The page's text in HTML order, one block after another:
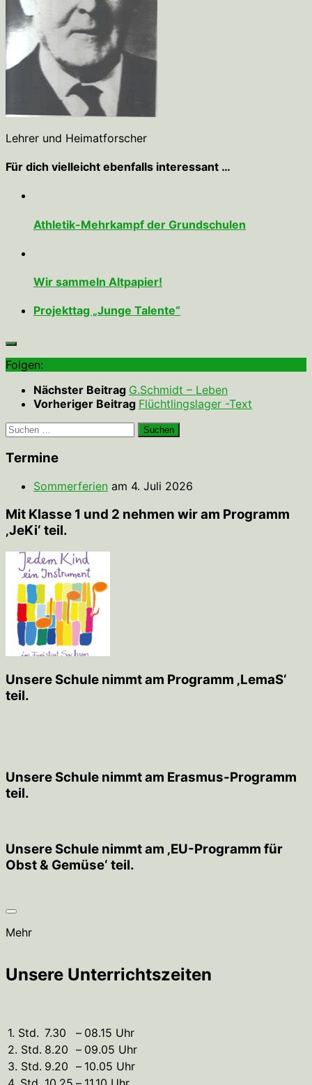
Lehrer und Heimatforscher
Für dich vielleicht ebenfalls interessant …
Athletik-Mehrkampf der Grundschulen
Wir sammeln Altpapier!
Projekttag „Junge Talente“
Folgen:
Nächster Beitrag G.Schmidt – Leben
Vorheriger Beitrag Flüchtlingslager -Text
Suchen
nach:
Termine
Sommerferien am 4. Juli 2026
Mit Klasse 1 und 2 nehmen wir am Programm
‚JeKi‘ teil.
Unsere Schule nimmt am Programm ‚LemaS‘
teil.
Unsere Schule nimmt am Erasmus-Programm
teil.
Unsere Schule nimmt am ‚EU-Programm für
Obst & Gemüse‘ teil.
Mehr
Unsere Unterrichtszeiten
1. Std. 7.30 – 08.15 Uhr
2. Std. 8.20 – 09.05 Uhr
3. Std. 9.20 – 10.05 Uhr